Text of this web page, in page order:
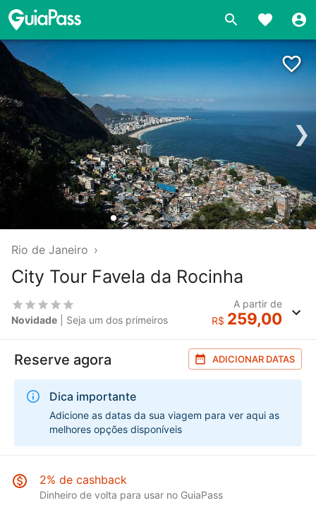
❯
Rio de Janeiro ›
City Tour Favela da Rocinha
Novidade | Seja um dos primeiros
A partir de
R$ 259,00
Reserve agora ADICIONAR DATAS
Dica importante
Adicione as datas da sua viagem para ver aqui as
melhores opções disponíveis
2% de cashback
Dinheiro de volta para usar no GuiaPass